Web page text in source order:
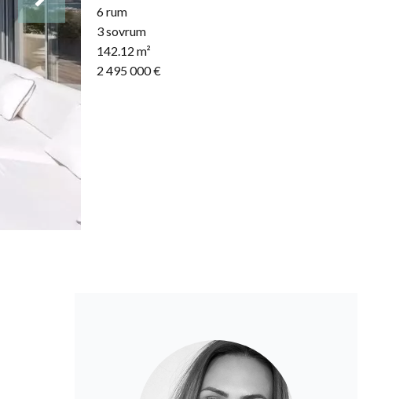
6 rum
3 sovrum
142.12 m²
2 495 000 €